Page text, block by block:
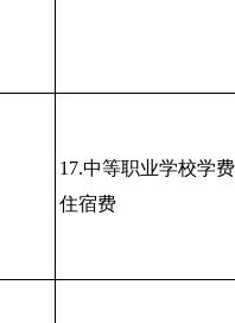
17.中等职业学校学
住宿费